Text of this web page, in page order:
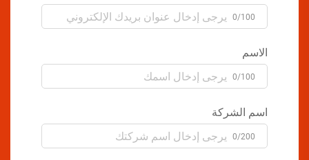
0/100
الاسم
0/100
اسم الشركة
0/200